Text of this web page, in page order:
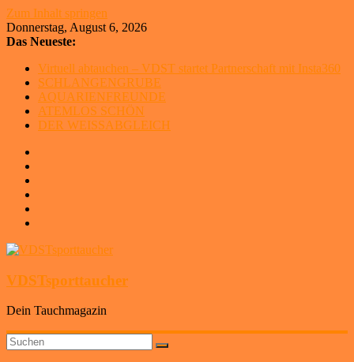
Zum Inhalt springen
Donnerstag, August 6, 2026
Das Neueste:
Virtuell abtauchen – VDST startet Partnerschaft mit Insta360
SCHLANGENGRUBE
AQUARIENFREUNDE
ATEMLOS SCHÖN
DER WEISSABGLEICH
VDSTsporttaucher
Dein Tauchmagazin